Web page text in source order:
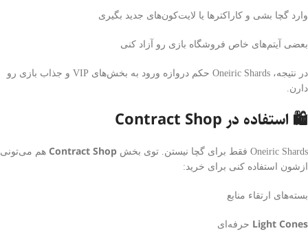
وارد گچا بشی و کاراکترها یا لایت‌کون‌های جدید بگیری
بعضی آیتم‌های خاص فروشگاه بازی رو آزاد کنی
در نتیجه، Oneiric Shards حکم دروازه ورود به بخش‌های VIP و جذاب بازی رو
دارن.
🛍 استفاده در Contract Shop
Oneiric Shards فقط برای گچا نیستن. توی بخش Contract Shop هم می‌تونی
ازشون استفاده کنی برای خرید:
بسته‌های ارتقاء منابع
Light Cones حرفه‌ای